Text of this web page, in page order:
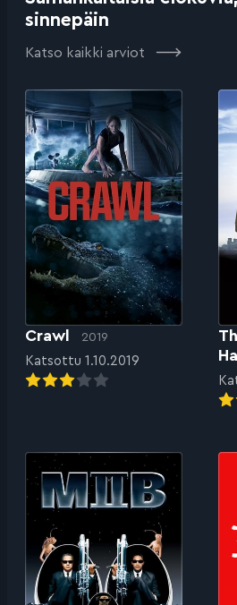
sinnepäin
Katso kaikki arviot
Crawl 2019
Katsottu 1.10.2019